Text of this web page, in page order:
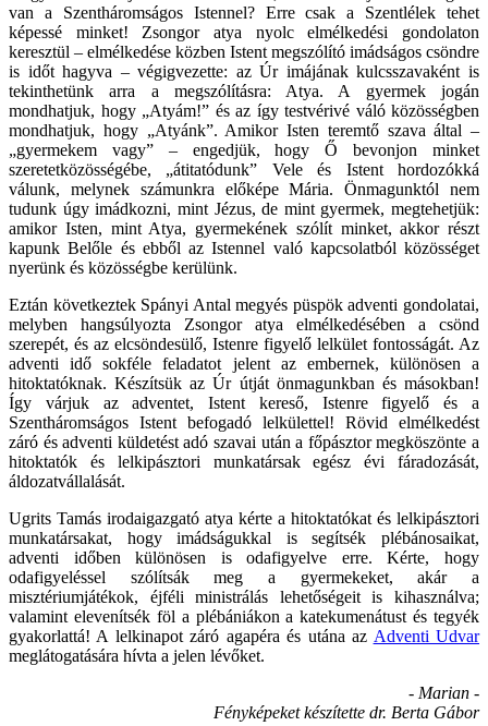
van a Szentháromságos Istennel? Erre csak a Szentlélek tehet
képessé minket! Zsongor atya nyolc elmélkedési gondolaton
keresztül – elmélkedése közben Istent megszólító imádságos csöndre
is időt hagyva – végigvezette: az Úr imájának kulcsszavaként is
tekinthetünk arra a megszólításra: Atya. A gyermek jogán
mondhatjuk, hogy „Atyám!” és az így testvérivé váló közösségben
mondhatjuk, hogy „Atyánk”. Amikor Isten teremtő szava által –
„gyermekem vagy” – engedjük, hogy Ő bevonjon minket
szeretetközösségébe, „átitatódunk” Vele és Istent hordozókká
válunk, melynek számunkra előképe Mária. Önmagunktól nem
tudunk úgy imádkozni, mint Jézus, de mint gyermek, megtehetjük:
amikor Isten, mint Atya, gyermekének szólít minket, akkor részt
kapunk Belőle és ebből az Istennel való kapcsolatból közösséget
nyerünk és közösségbe kerülünk.
Eztán következtek Spányi Antal megyés püspök adventi gondolatai,
melyben hangsúlyozta Zsongor atya elmélkedésében a csönd
szerepét, és az elcsöndesülő, Istenre figyelő lelkület fontosságát. Az
adventi idő sokféle feladatot jelent az embernek, különösen a
hitoktatóknak. Készítsük az Úr útját önmagunkban és másokban!
Így várjuk az adventet, Istent kereső, Istenre figyelő és a
Szentháromságos Istent befogadó lelkülettel! Rövid elmélkedést
záró és adventi küldetést adó szavai után a főpásztor megköszönte a
hitoktatók és lelkipásztori munkatársak egész évi fáradozását,
áldozatvállalását.
Ugrits Tamás irodaigazgató atya kérte a hitoktatókat és lelkipásztori
munkatársakat, hogy imádságukkal is segítsék plébánosaikat,
adventi időben különösen is odafigyelve erre. Kérte, hogy
odafigyeléssel szólítsák meg a gyermekeket, akár a
misztériumjátékok, éjféli ministrálás lehetőségeit is kihasználva;
valamint elevenítsék föl a plébániákon a katekumenátust és tegyék
gyakorlattá! A lelkinapot záró agapéra és utána az Adventi Udvar
meglátogatására hívta a jelen lévőket.
- Marian -
Fényképeket készítette dr. Berta Gábor